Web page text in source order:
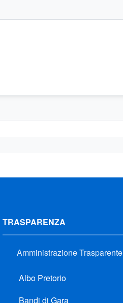
TRASPARENZA
Amministrazione Trasparente
Albo Pretorio
Bandi di Gara